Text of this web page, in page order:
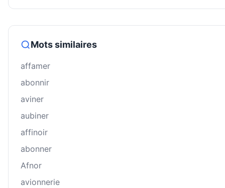
Mots similaires
affamer
abonnir
aviner
aubiner
affinoir
abonner
Afnor
avionnerie